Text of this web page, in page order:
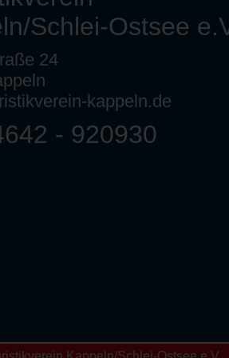
Schlei-Ostsee
24
kappeln.de
- 920930